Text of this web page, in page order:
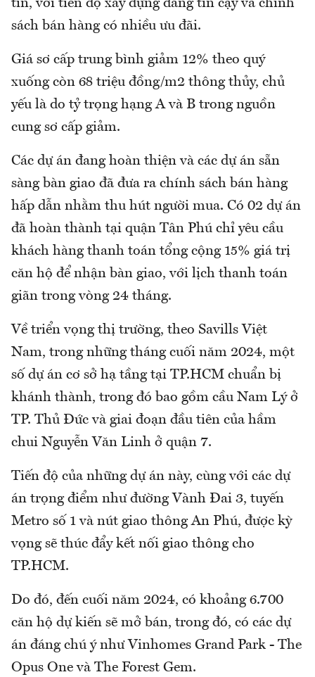
tín, với tiến độ xây dựng đáng tin cậy và chính
sách bán hàng có nhiều ưu đãi.
Giá sơ cấp trung bình giảm 12% theo quý
xuống còn 68 triệu đồng/m2 thông thủy, chủ
yếu là do tỷ trọng hạng A và B trong nguồn
cung sơ cấp giảm.
Các dự án đang hoàn thiện và các dự án sẵn
sàng bàn giao đã đưa ra chính sách bán hàng
hấp dẫn nhằm thu hút người mua. Có 02 dự án
đã hoàn thành tại quận Tân Phú chỉ yêu cầu
khách hàng thanh toán tổng cộng 15% giá trị
căn hộ để nhận bàn giao, với lịch thanh toán
giãn trong vòng 24 tháng.
Về triển vọng thị trường, theo Savills Việt
Nam, trong những tháng cuối năm 2024, một
số dự án cơ sở hạ tầng tại TP.HCM chuẩn bị
khánh thành, trong đó bao gồm cầu Nam Lý ở
TP. Thủ Đức và giai đoạn đầu tiên của hầm
chui Nguyễn Văn Linh ở quận 7.
Tiến độ của những dự án này, cùng với các dự
án trọng điểm như đường Vành Đai 3, tuyến
Metro số 1 và nút giao thông An Phú, được kỳ
vọng sẽ thúc đẩy kết nối giao thông cho
TP.HCM.
Do đó, đến cuối năm 2024, có khoảng 6.700
căn hộ dự kiến sẽ mở bán, trong đó, có các dự
án đáng chú ý như Vinhomes Grand Park - The
Opus One và The Forest Gem.